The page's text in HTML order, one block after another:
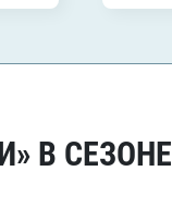
В СЕЗОНЕ